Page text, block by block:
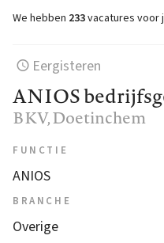
We hebben 233vacatures voor
Eergisteren
ANIOS
BKV, Doetinchem
FUNCTIE
ANIOS
BRANCHE
Overige